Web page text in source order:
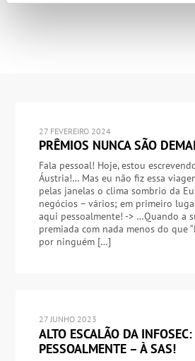
27 FEVEREIRO 2024
PRÊMIOS NUNCA SÃO
Fala pessoal! Hoje, estou
Áustria!… Mas eu não fiz essa
pelas janelas o clima sombrio da
negócios – vários; em primeiro
aqui pessoalmente! -> …Quando a
premiada com nada menos do que
por ninguém […]
27 JUNHO 2023
ALTO ESCALÃO DA
PESSOALMENTE – À SAS!